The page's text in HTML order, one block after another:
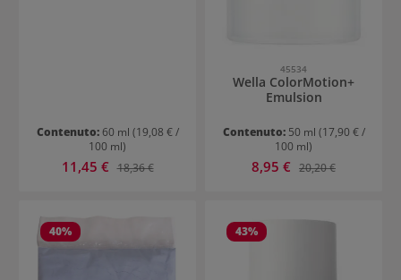
Contenuto: 60 ml (19,08 € /
100 ml)
Prezzo di vendita:
11,45 € Prezzo normale:
18,36 €
45534
Wella ColorMotion+
Emulsion
Contenuto: 50 ml (17,90 € /
100 ml)
Prezzo di vendita:
8,95 € Prezzo normale:
20,20 €
40% 43%